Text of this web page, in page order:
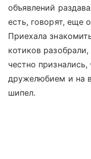
объявлений
есть, говорят, еще
Приехала
котиков
честно признались,
дружелюбием и на
шипел.